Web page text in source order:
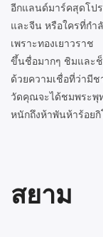
อีกแลนด์มาร์คสุดโป
และจีน หรือใครที่กำ
เพราะทองเยาวราช
ขึ้นชื่อมากๆ ชิมและ
ด้วยความเชื่อที่ว่ามี
วัดคุณจะได้ชมพระพุ
หนักถึงห้าพันห้าร้อยกิ
สยาม